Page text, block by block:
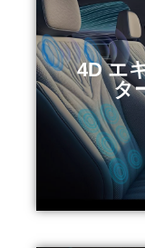
4D エ
タ
もっ